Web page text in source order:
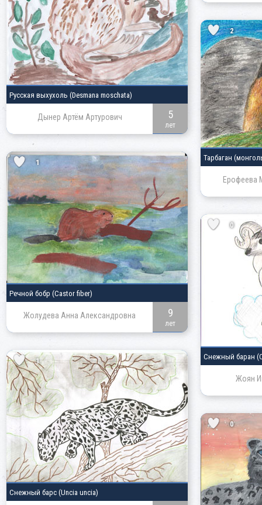
Русская выхухоль (Desmana moschata)
Дынер Артём Артурович 5
лет
2
Тарбаган
Ерофеева
1
Речной бобр (Castor fiber)
Жолудева Анна Александровна 9
лет
0
Снежный баран
Жоян
1
Снежный барс (Uncia uncia)
0